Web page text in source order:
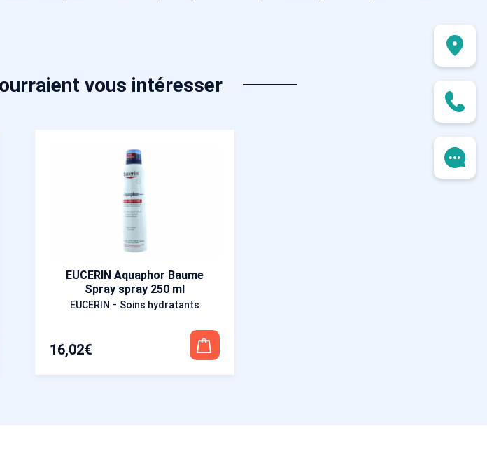
vous intéresser
EUCERIN Aquaphor Baume
Spray spray 250 ml
EUCERIN - Soins hydratants
16,02€